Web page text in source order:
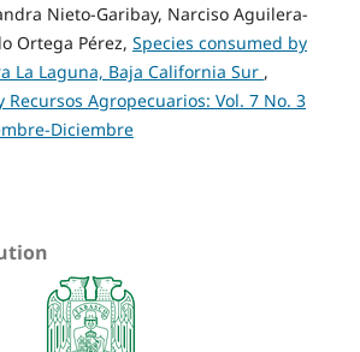
Nieto-Garibay, Narciso Aguilera-
Ortega Pérez, Species consumed by
La Laguna, Baja California Sur ,
Recursos Agropecuarios: Vol. 7 No. 3
Diciembre